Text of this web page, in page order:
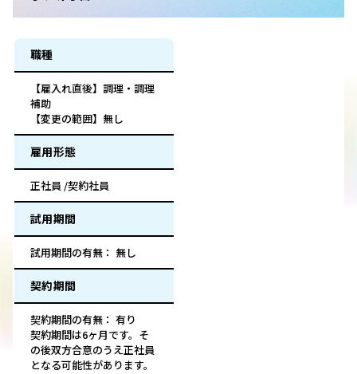
職種
【雇入れ直後】調理・調理
補助
【変更の範囲】無し
雇用形態
正社員 /契約社員
試用期間
試用期間の有無： 無し
契約期間
契約期間の有無： 有り
契約期間は6ヶ月です。そ
の後双方合意のうえ正社員
となる可能性があります。